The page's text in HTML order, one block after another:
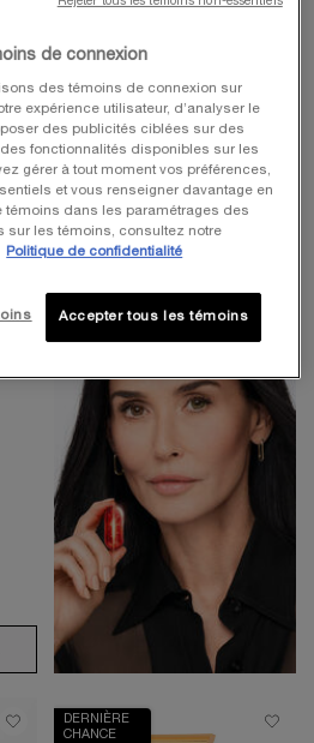
MAGIE NOIRE
DERNIÈRE
CHANCE
de connexion
des témoins de connexion sur
expérience utilisateur, d’analyser le
des publicités ciblées sur des
fonctionnalités disponibles sur les
gérer à tout moment vos préférences,
et vous renseigner davantage en
témoins dans les paramétrages des
sur les témoins, consultez notre
Politique de confidentialité
Accepter tous les témoins